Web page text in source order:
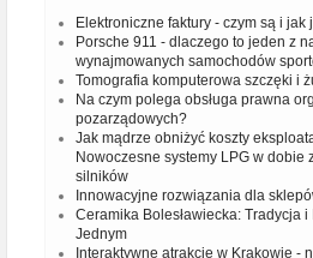
Elektroniczne faktury - czym są i jak
Porsche 911 - dlaczego to jeden z
wynajmowanych samochodów
Tomografia komputerowa szczęki i
Na czym polega obsługa prawna
pozarządowych?
Jak mądrze obniżyć koszty
Nowoczesne systemy LPG w dobie
silników
Innowacyjne rozwiązania dla
Ceramika Bolesławiecka: Tradycja
Jednym
Interaktywne atrakcje w Krakowie -